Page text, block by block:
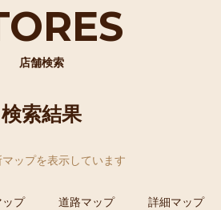
店舗検索
検索結果
マップを表示しています
ップ 道路マップ 詳細マップ